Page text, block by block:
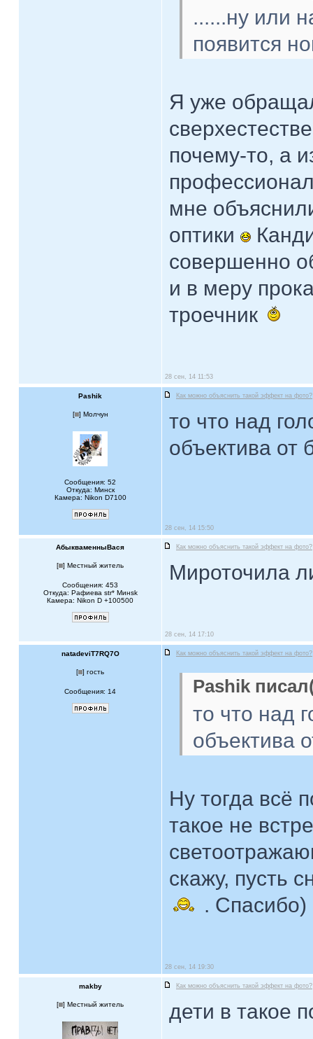
......ну или
появится
Я уже
почему-то, а
мне
оптики
совершенно
и в меру
троечник
28 сен, 14 11:53
Pashik Как можно объяснить такой эффект на фото?
[ ] Молчун
Сообщения: 52
Откуда: Минск
Камера: Nikon D7100
то что над
объектива от
28 сен, 14 15:50
АбыкваменныВася Как можно объяснить такой эффект на фото?
[ ] Местный житель
Сообщения: 453
Откуда: Рафиева str* Mинsk
Камера: Nikon D +100500
Мироточила
28 сен, 14 17:10
natadeviT7RQ7O Как можно объяснить такой эффект на фото?
[ ] гость
Сообщения: 14 Pashik
то что над
объектива
Ну тогда всё
такое не
скажу, пусть
. Спасибо)
28 сен, 14 19:30
makby Как можно объяснить такой эффект на фото?
[ ] Местный житель дети в такое